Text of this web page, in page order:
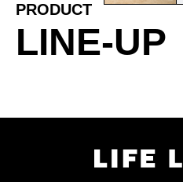
PRODUCT
LINE-UP